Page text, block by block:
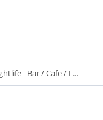
- Bar / Cafe / L...